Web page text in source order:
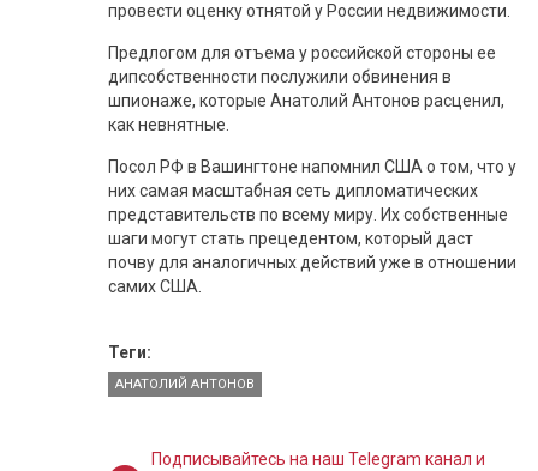
провести оценку отнятой у России недвижимости.
Предлогом для отъема у российской стороны ее
дипсобственности послужили обвинения в
шпионаже, которые Анатолий Антонов расценил,
как невнятные.
Посол РФ в Вашингтоне напомнил США о том, что у
них самая масштабная сеть дипломатических
представительств по всему миру. Их собственные
шаги могут стать прецедентом, который даст
почву для аналогичных действий уже в отношении
самих США.
Теги:
АНАТОЛИЙ АНТОНОВ
Подписывайтесь на наш Telegram канал и